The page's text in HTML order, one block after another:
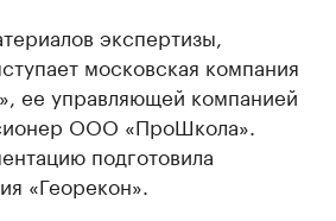
экспертизы,
московская компания
ее управляющей компанией
ООО «ПроШкола».
подготовила
«Георекон».